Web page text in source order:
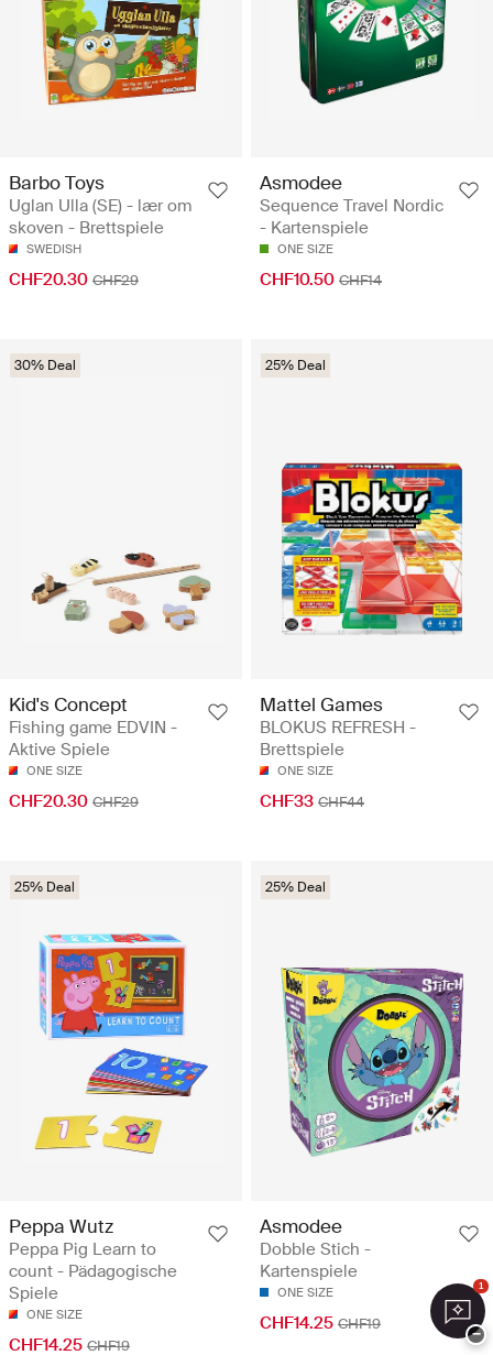
Barbo Toys
Uglan Ulla (SE) - lær om
skoven - Brettspiele
SWEDISH
CHF20.30 CHF29
Asmodee
Sequence Travel Nordic
- Kartenspiele
ONE SIZE
CHF10.50 CHF14
30% Deal
Kid's Concept
Fishing game EDVIN -
Aktive Spiele
ONE SIZE
CHF20.30 CHF29
25% Deal
Mattel Games
BLOKUS REFRESH -
Brettspiele
ONE SIZE
CHF33 CHF44
25% Deal
Peppa Wutz
Peppa Pig Learn to
count - Pädagogische
Spiele
ONE SIZE
CHF14.25 CHF19
25% Deal
Asmodee
Dobble Stich -
Kartenspiele
ONE SIZE
CHF14.25 CHF19
1
−